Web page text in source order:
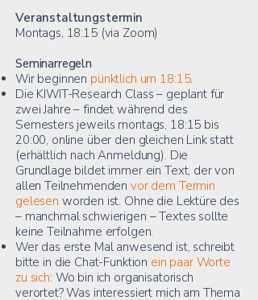
Veranstaltungstermin
Montags, 18:15 (via Zoom)
Seminarregeln
Wir beginnen pünktlich um 18:15.
Die KIWIT-Research Class – geplant für
zwei Jahre – findet während des
Semesters jeweils montags, 18:15 bis
20:00, online über den gleichen Link statt
(erhältlich nach Anmeldung). Die
Grundlage bildet immer ein Text, der von
allen Teilnehmenden vor dem Termin
gelesen worden ist. Ohne die Lektüre des
– manchmal schwierigen – Textes sollte
keine Teilnahme erfolgen.
Wer das erste Mal anwesend ist, schreibt
bitte in die Chat-Funktion ein paar Worte
zu sich: Wo bin ich organisatorisch
verortet? Was interessiert mich am Thema